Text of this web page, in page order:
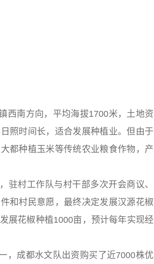
西南方向，平均海拔1700米，土地资
照时间长，适合发展种植业。但由于
都种植玉米等传统农业粮食作物，产
驻村工作队与村干部多次开会商议、
和村民意愿，最终决定发展汉源花椒
展花椒种植1000亩，预计每年实现经
，成都水文队出资购买了近7000株优